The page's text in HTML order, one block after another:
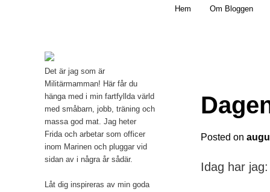
Mamma, militär och märkbart obekväm
Hem Om Bloggen
Posted on
Idag har jag:
Det är jag som är
Militärmamman! Här får du
hänga med i min fartfyllda värld
med småbarn, jobb, träning och
massa god mat. Jag heter
Frida och arbetar som officer
inom Marinen och pluggar vid
sidan av i några år sådär.
Låt dig inspireras av min goda